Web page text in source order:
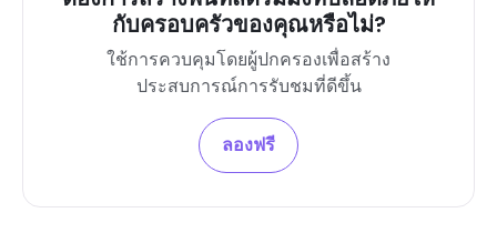
กับครอบครัวของคุณหรือไม่?
ใช้การควบคุมโดยผู้ปกครองเพื่อสร้าง
ประสบการณ์การรับชมที่ดีขึ้น
ลองฟรี